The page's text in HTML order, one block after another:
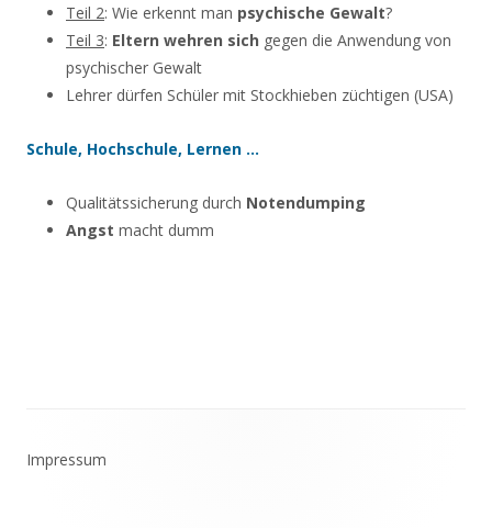
Teil 2: Wie erkennt man psychische Gewalt?
Teil 3: Eltern wehren sich gegen die Anwendung von
psychischer Gewalt
Lehrer dürfen Schüler mit Stockhieben züchtigen (USA)
Schule, Hochschule, Lernen …
Qualitätssicherung durch Notendumping
Angst macht dumm
Inhalt
Impressum